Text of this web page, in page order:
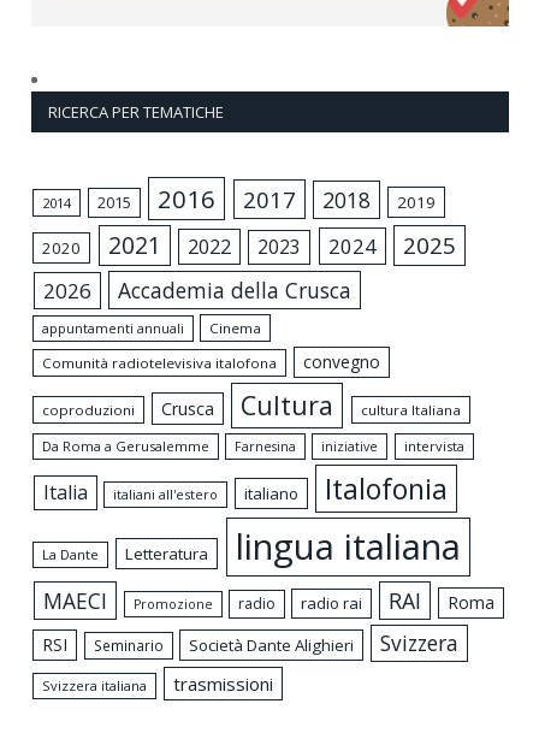
RICERCA PER TEMATICHE
2014 2015 2016 2017 2018 2019
2020 2021 2022 2023 2024 2025
2026 Accademia della Crusca
appuntamenti annuali
Cinema
Comunità radiotelevisiva italofona
convegno
coproduzioni Crusca Cultura
cultura Italiana
Da Roma a Gerusalemme
Farnesina iniziative intervista
Italia italiani all'estero italiano Italofonia
La Dante Letteratura lingua italiana
MAECI Promozione radio radio rai RAI
Roma
RSI
Seminario Società Dante Alighieri Svizzera
Svizzera italiana trasmissioni